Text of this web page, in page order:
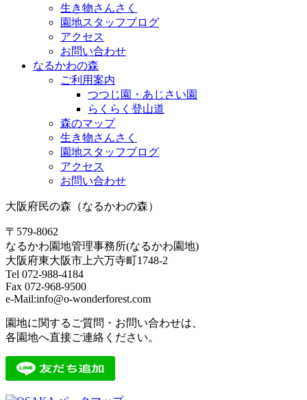
生き物さんさく
園地スタッフブログ
アクセス
お問い合わせ
なるかわの森
ご利用案内
つつじ園・あじさい園
らくらく登山道
森のマップ
生き物さんさく
園地スタッフブログ
アクセス
お問い合わせ
大阪府民の森（なるかわの森）
〒579-8062
なるかわ園地管理事務所(なるかわ園地)
大阪府東大阪市上六万寺町1748-2
Tel 072-988-4184
Fax 072-968-9500
e-Mail:info@o-wonderforest.com
園地に関するご質問・お問い合わせは、
各園地へ直接ご連絡ください。